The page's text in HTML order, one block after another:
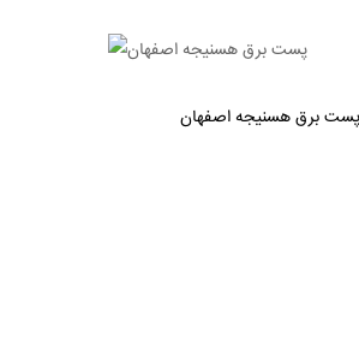
پست برق هسنیجه اصفهان